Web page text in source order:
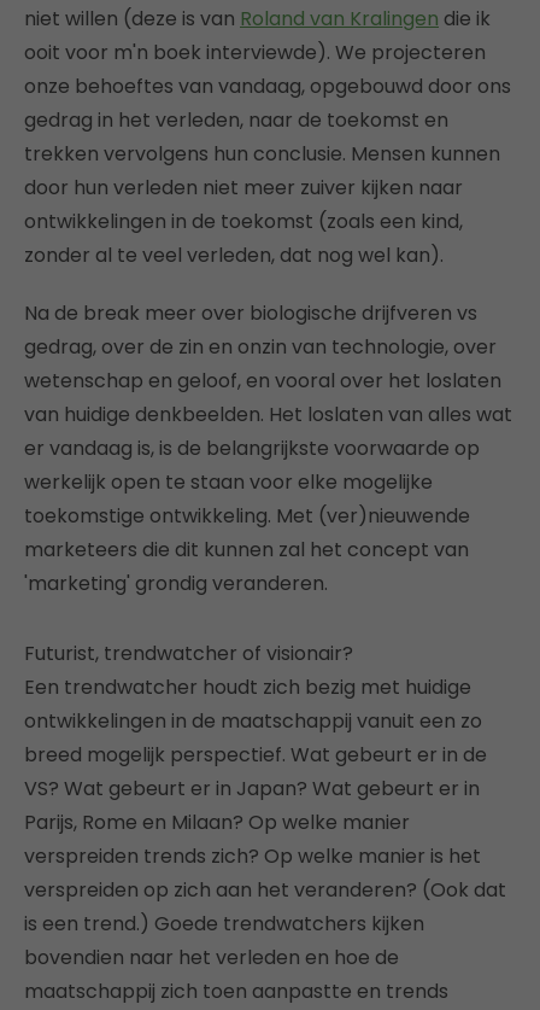
niet willen (deze is van Roland van Kralingen die ik
ooit voor m'n boek interviewde). We projecteren
onze behoeftes van vandaag, opgebouwd door ons
gedrag in het verleden, naar de toekomst en
trekken vervolgens hun conclusie. Mensen kunnen
door hun verleden niet meer zuiver kijken naar
ontwikkelingen in de toekomst (zoals een kind,
zonder al te veel verleden, dat nog wel kan).
Na de break meer over biologische drijfveren vs
gedrag, over de zin en onzin van technologie, over
wetenschap en geloof, en vooral over het loslaten
van huidige denkbeelden. Het loslaten van alles wat
er vandaag is, is de belangrijkste voorwaarde op
werkelijk open te staan voor elke mogelijke
toekomstige ontwikkeling. Met (ver)nieuwende
marketeers die dit kunnen zal het concept van
'marketing' grondig veranderen.
Futurist, trendwatcher of visionair?
Een trendwatcher houdt zich bezig met huidige
ontwikkelingen in de maatschappij vanuit een zo
breed mogelijk perspectief. Wat gebeurt er in de
VS? Wat gebeurt er in Japan? Wat gebeurt er in
Parijs, Rome en Milaan? Op welke manier
verspreiden trends zich? Op welke manier is het
verspreiden op zich aan het veranderen? (Ook dat
is een trend.) Goede trendwatchers kijken
bovendien naar het verleden en hoe de
maatschappij zich toen aanpastte en trends